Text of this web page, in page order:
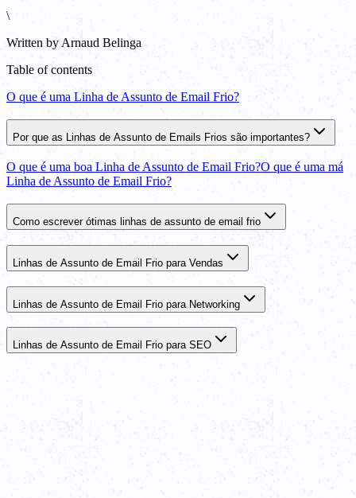
\
Written by Arnaud Belinga
Table of contents
O que é uma Linha de Assunto de Email Frio?
Por que as Linhas de Assunto de Emails Frios são importantes?
O que é uma boa Linha de Assunto de Email Frio?O que é uma má
Linha de Assunto de Email Frio?
Como escrever ótimas linhas de assunto de email frio
Linhas de Assunto de Email Frio para Vendas
Linhas de Assunto de Email Frio para Networking
Linhas de Assunto de Email Frio para SEO